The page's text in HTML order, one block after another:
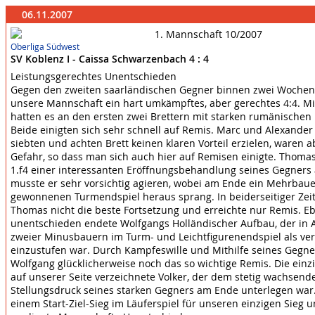
06.11.2007
Oberliga Südwest
SV Koblenz I - Caissa Schwarzenbach 4 : 4
Leistungsgerechtes Unentschieden
Gegen den zweiten saarländischen Gegner binnen zwei
unsere Mannschaft ein hart umkämpftes, aber gerechtes 4:4.
hatten es an den ersten zwei Brettern mit starken rumänischen
Beide einigten sich sehr schnell auf Remis. Marc und
siebten und achten Brett keinen klaren Vorteil erzielen, waren
Gefahr, so dass man sich auch hier auf Remisen einigte.
1.f4 einer interessanten Eröffnungsbehandlung seines Gegners
musste er sehr vorsichtig agieren, wobei am Ende ein
gewonnenen Turmendspiel heraus sprang. In beiderseitiger
Thomas nicht die beste Fortsetzung und erreichte nur Remis.
unentschieden endete Wolfgangs Holländischer Aufbau, der in
zweier Minusbauern im Turm- und Leichtfigurenendspiel als
einzustufen war. Durch Kampfeswille und Mithilfe seines
Wolfgang glücklicherweise noch das so wichtige Remis. Die
auf unserer Seite verzeichnete Volker, der dem stetig
Stellungsdruck seines starken Gegners am Ende unterlegen
einem Start-Ziel-Sieg im Läuferspiel für unseren einzigen Sieg